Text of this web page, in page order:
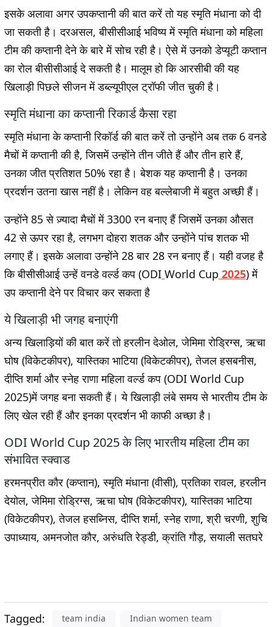
इसके अलावा अगर उपकप्तानी की बात करें तो यह स्मृति मंधाना को दी
जा सकती है। दरअसल, बीसीसीआई भविष्य में स्मृति मंधाना को महिला
टीम की कप्तानी देने के बारे में सोच रही है। ऐसे में उनको डेप्यूटी कप्तान
का रोल बीसीसीआई दे सकती है। मालूम हो कि आरसीबी की यह
खिलाड़ी पिछले सीजन में डब्ल्यूपीएल ट्रॉफी जीत चुकी है।
स्मृति मंधाना का कप्तानी रिकार्ड कैसा रहा
स्मृति मंधाना के कप्तानी रिकॉर्ड की बात करें तो उन्होंने अब तक 6 वनडे
मैचों में कप्तानी की है, जिसमें उन्होंने तीन जीते हैं और तीन हारे हैं,
उनका जीत प्रतिशत 50% रहा है। बेशक यह कप्तानी है। उनका
प्रदर्शन उतना खास नहीं है। लेकिन वह बल्लेबाजी में बहुत अच्छी हैं।
उन्होंने 85 से ज़्यादा मैचों में 3300 रन बनाए हैं जिसमें उनका औसत
42 से ऊपर रहा है, लगभग दोहरा शतक और उन्होंने पांच शतक भी
लगाए हैं। इसके अलावा उन्होंने 28 बार 28 रन बनाए हैं। यही वजह है
कि बीसीसीआई उन्हें वनडे वर्ल्ड कप (ODI World Cup 2025) में
उप कप्तानी देने पर विचार कर सकता है
ये खिलाड़ी भी जगह बनाएंगी
अन्य खिलाड़ियों की बात करें तो हरलीन देओल, जेमिमा रोड्रिग्स, ऋचा
घोष (विकेटकीपर), यास्तिका भाटिया (विकेटकीपर), तेजल हसबनीस,
दीप्ति शर्मा और स्नेह राणा महिला वर्ल्ड कप (ODI World Cup
2025)में जगह बना सकती हैं। ये खिलाड़ी लंबे समय से भारतीय टीम के
लिए खेल रही हैं और इनका प्रदर्शन भी काफी अच्छा है।
ODI World Cup 2025 के लिए भारतीय महिला टीम का
संभावित स्क्वाड
हरमनप्रीत कौर (कप्तान), स्मृति मंधाना (वीसी), प्रतिका रावल, हरलीन
देयोल, जेमिमा रोड्रिग्स, ऋचा घोष (विकेटकीपर), यास्तिका भाटिया
(विकेटकीपर), तेजल हसब्निस, दीप्ति शर्मा, स्नेह राणा, श्री चरणी, शुचि
उपाध्याय, अमनजोत कौर, अरुंधति रेड्डी, क्रांति गौड़, सयाली सतघरे
Tagged: team india
Indian women team